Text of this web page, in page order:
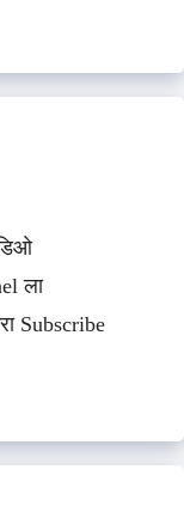
ला
Subscribe